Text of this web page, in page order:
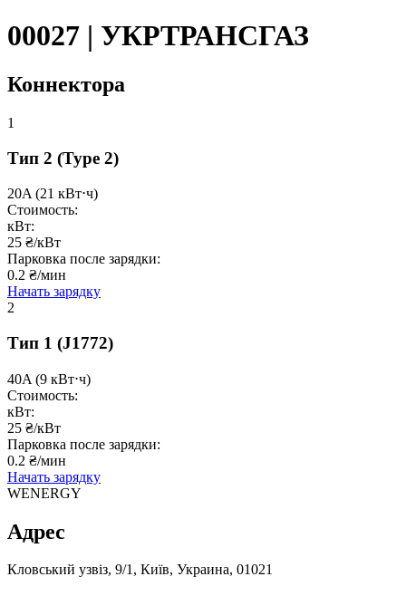
00027 | УКРТРАНСГАЗ
Коннектора
1
Тип 2 (Type 2)
20A (21 кВт⋅ч)
Стоимость:
кВт:
25 ₴/кВт
Парковка после зарядки:
0.2 ₴/мин
Начать зарядку
2
Тип 1 (J1772)
40A (9 кВт⋅ч)
Стоимость:
кВт:
25 ₴/кВт
Парковка после зарядки:
0.2 ₴/мин
Начать зарядку
WENERGY
Адрес
Кловський узвіз, 9/1, Київ, Украина, 01021